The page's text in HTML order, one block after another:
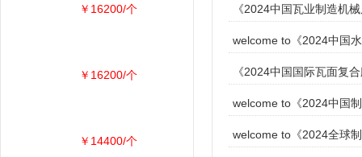
《2024中国瓦业制造机
welcome to《2024中国
《2024中国国际瓦面复
welcome to《2024中国
welcome to《2024全球
￥16200/个
￥16200/个
￥14400/个